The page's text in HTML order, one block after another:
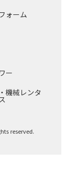
ォーム
ー
機械レンタ
reserved.